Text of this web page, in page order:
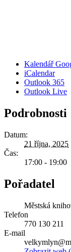
Kalendář
iCalendar
Outlook 365
Outlook Live
Podrobnosti
Datum:
21 října, 2025
Čas:
17:00 - 19:00
Pořadatel
Městská
Telefon
770 130 211
E-mail